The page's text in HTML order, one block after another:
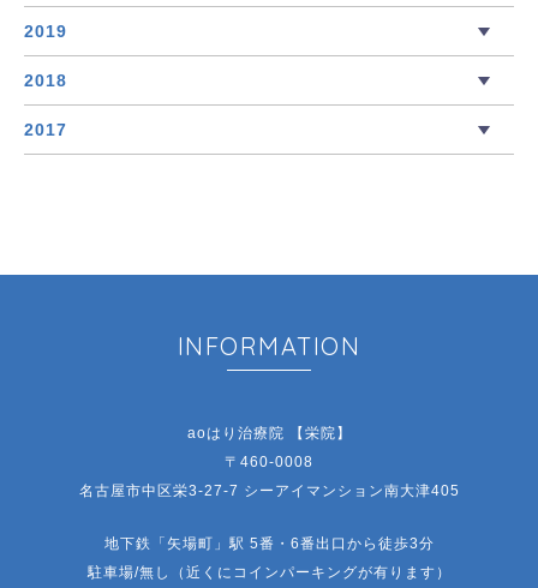
2019
2018
2017
INFORMATION
aoはり治療院 【栄院】
〒460-0008
名古屋市中区栄3-27-7 シーアイマンション南大津405
地下鉄「矢場町」駅 5番・6番出口から徒歩3分
駐車場/無し（近くにコインパーキングが有ります）